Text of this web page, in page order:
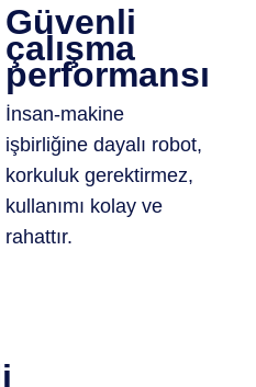
Güvenli
çalışma
performansı
İnsan-makine
işbirliğine dayalı robot,
korkuluk gerektirmez,
kullanımı kolay ve
rahattır.